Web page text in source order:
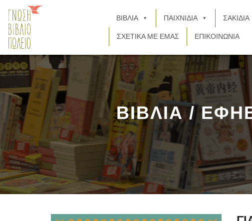
ΒΙΒΛΙΑ ΠΑΙΧΝΙΔΙΑ ΣΑΚΙΔΙΑ
ΣΧΕΤΙΚΑ ΜΕ ΕΜΑΣ ΕΠΙΚΟΙΝΩΝΙΑ
ΒΙΒΛΙΑ /